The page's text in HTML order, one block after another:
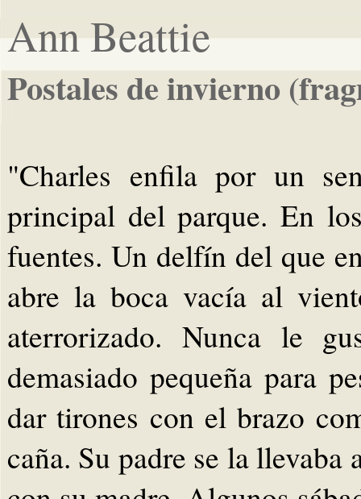
Ann Beattie
Postales de invierno
"Charles enfila por un
principal del parque. En
fuentes. Un delfín del que
abre la boca vacía al
aterrorizado. Nunca le
demasiado pequeña para
dar tirones con el brazo
caña. Su padre se la llevaba